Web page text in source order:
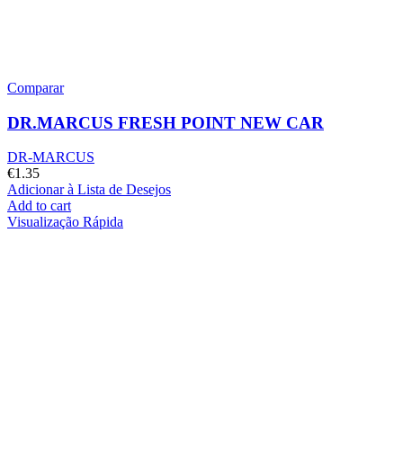
Comparar
DR.MARCUS FRESH POINT NEW CAR
DR-MARCUS
€1.35
Adicionar à Lista de Desejos
Add to cart
Visualização Rápida